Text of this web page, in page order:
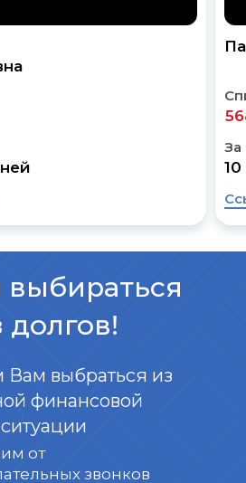
За
выбираться
долгов!
Вам выбраться из
финансовой
ситуации
от
звонков